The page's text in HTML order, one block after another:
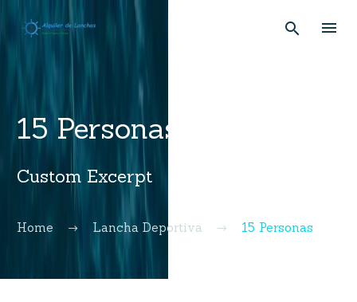
15 Personas
Custom Excerpt
Home Lancha Deportiva 15 Personas